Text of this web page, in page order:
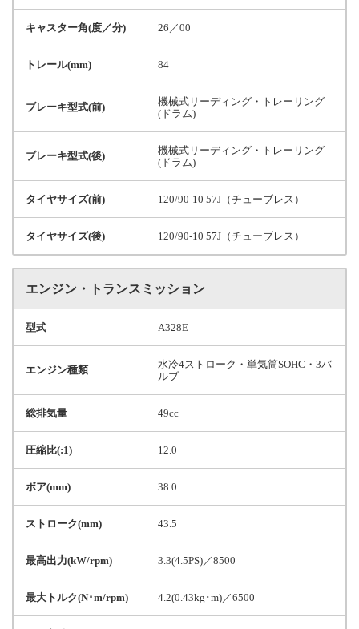
キャスター角(度／分) 26／00
トレール(mm) 84
ブレーキ型式(前)
機械式リーディング・トレーリング
(ドラム)
ブレーキ型式(後)
機械式リーディング・トレーリング
(ドラム)
タイヤサイズ(前) 120/90-10 57J（チューブレス）
タイヤサイズ(後) 120/90-10 57J（チューブレス）
エンジン・トランスミッション
型式 A328E
エンジン種類
水冷4ストローク・単気筒SOHC・3バ
ルブ
総排気量 49cc
圧縮比(:1) 12.0
ボア(mm) 38.0
ストローク(mm) 43.5
最高出力(kW/rpm) 3.3(4.5PS)／8500
最大トルク(N･m/rpm) 4.2(0.43kg･m)／6500